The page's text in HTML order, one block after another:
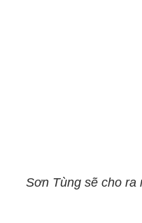
Sơn Tùng sẽ cho ra